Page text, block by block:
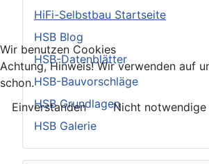
HiFi-Selbstbau Startseite
HSB Blog
HSB-Datenblätter
HSB-Bauvorschläge
HSB Grundlagen
HSB Galerie
Wir benutzen Cookies
Achtung, Hinweis! Wir verwenden auf
schon.
Einverstanden
Nicht notwendige